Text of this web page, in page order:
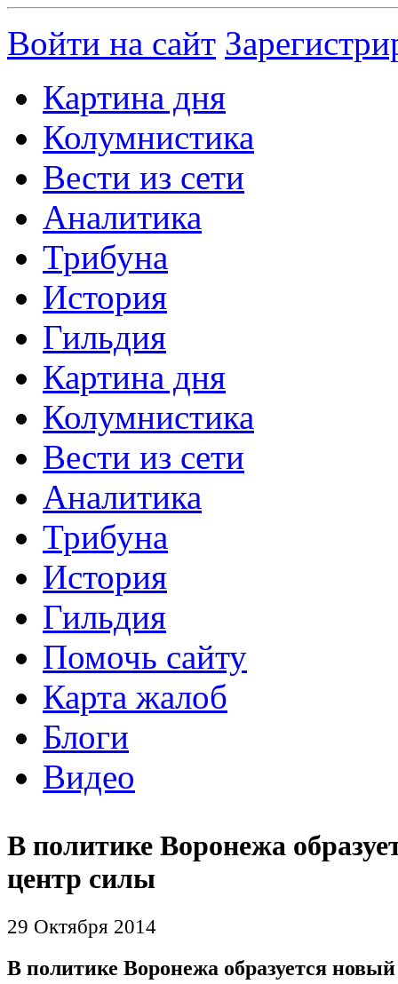
Войти на сайт
Картина дня
Колумнистика
Вести из сети
Аналитика
Трибуна
История
Гильдия
Картина дня
Колумнистика
Вести из сети
Аналитика
Трибуна
История
Гильдия
Помочь сайту
Карта жалоб
Блоги
Видео
В политике Воронежа
центр силы
29 Октября 2014
В политике Воронежа образуется